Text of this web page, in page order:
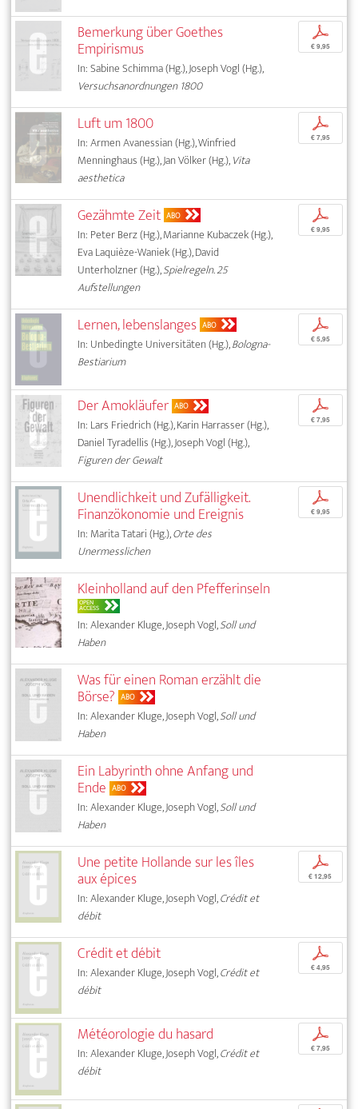
Bemerkung über Goethes
Empirismus
In: Sabine Schimma (Hg.), Joseph Vogl (Hg.),
Versuchsanordnungen 1800
p
€ 9,95
Luft um 1800
In: Armen Avanessian (Hg.), Winfried
Menninghaus (Hg.), Jan Völker (Hg.),Vita
aesthetica
p
€ 7,95
Gezähmte Zeit ABO
In: Peter Berz (Hg.), Marianne Kubaczek (Hg.),
Eva Laquièze-Waniek (Hg.), David
Unterholzner (Hg.),Spielregeln. 25
Aufstellungen
p
€ 9,95
Lernen, lebenslanges ABO
In: Unbedingte Universitäten (Hg.),Bologna-
Bestiarium
p
€ 5,95
Der Amokläufer ABO
In: Lars Friedrich (Hg.), Karin Harrasser (Hg.),
Daniel Tyradellis (Hg.), Joseph Vogl (Hg.),
Figuren der Gewalt
p
€ 7,95
Unendlichkeit und Zufälligkeit.
Finanzökonomie und Ereignis
In: Marita Tatari (Hg.),Orte des
Unermesslichen
p
€ 9,95
Kleinholland auf den Pfefferinseln
OPEN
ACCESS
In: Alexander Kluge, Joseph Vogl,Soll und
Haben
Was für einen Roman erzählt die
Börse? ABO
In: Alexander Kluge, Joseph Vogl,Soll und
Haben
Ein Labyrinth ohne Anfang und
Ende ABO
In: Alexander Kluge, Joseph Vogl,Soll und
Haben
Une petite Hollande sur les îles
aux épices
In: Alexander Kluge, Joseph Vogl,Crédit et
débit
p
€ 12,95
Crédit et débit
In: Alexander Kluge, Joseph Vogl,Crédit et
débit
p
€ 4,95
Météorologie du hasard
In: Alexander Kluge, Joseph Vogl,Crédit et
débit
p
€ 7,95